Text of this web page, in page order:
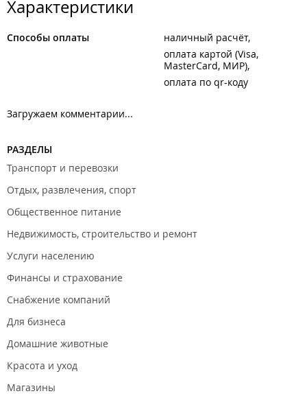
Характеристики
Способы оплаты
наличный расчёт
оплата картой (Visa,
MasterCard, МИР)
оплата по qr-коду
Загружаем комментарии...
РАЗДЕЛЫ
Транспорт и перевозки
Отдых, развлечения, спорт
Общественное питание
Недвижимость, строительство и ремонт
Услуги населению
Финансы и страхование
Снабжение компаний
Для бизнеса
Домашние животные
Красота и уход
Магазины